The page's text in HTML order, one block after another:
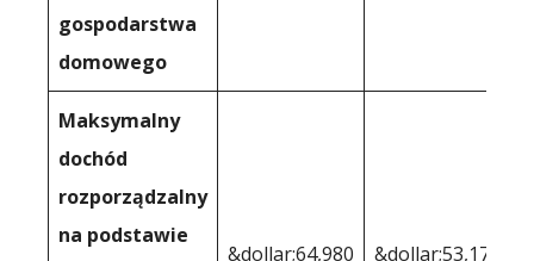
gospodarstwa
domowego
Maksymalny
dochód
rozporządzalny
na podstawie
&dollar;64,980 &dollar;53,173